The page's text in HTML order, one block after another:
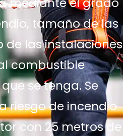
tamaño de las
de las instalaciones
combustible
se tenga. Se
riesgo de incendio
con 25 metros de